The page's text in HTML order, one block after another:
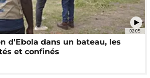
02:05
d'Ebola dans un bateau, les
et confinés